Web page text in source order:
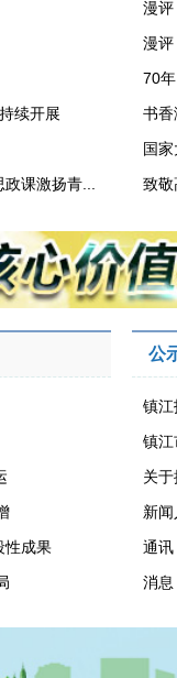
续开展
课激扬青...
漫评
漫评
70
书香
国
致敬
性成果
公
镇江
镇江
关
新
通讯
消息